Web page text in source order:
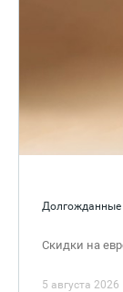
Долгожданные
Скидки на
5 августа 2026